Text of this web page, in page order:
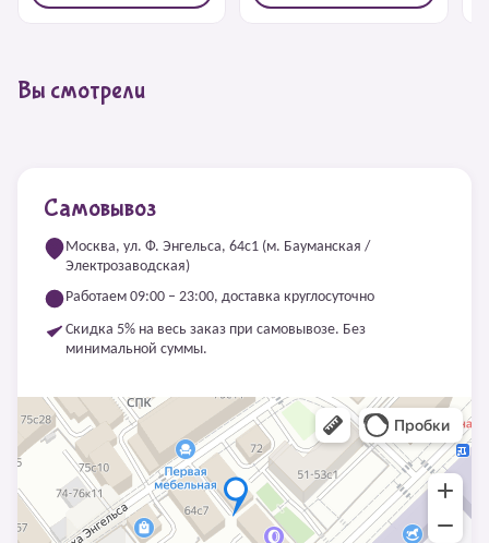
Вы смотрели
Самовывоз
Москва, ул. Ф. Энгельса, 64с1 (м. Бауманская /
Электрозаводская)
Работаем 09:00 – 23:00, доставка круглосуточно
Скидка 5% на весь заказ при самовывозе. Без
минимальной суммы.